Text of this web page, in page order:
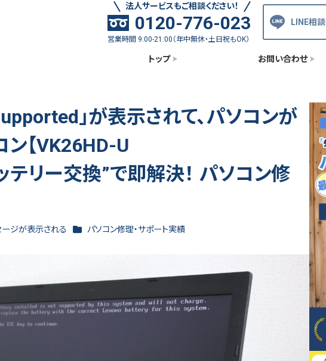
法人サービスもご相談ください！
0120-776-023
営業時間 9:00-21:00（年中無休・土日祝もOK）
LINE相談
トップ お問い合わせ
」が表示されて、パソコンが
ン【VK26HD-U
テリー交換”で即解決！ パソコン修
ージが表示される カテゴリー
パソコン修理・サポート実績